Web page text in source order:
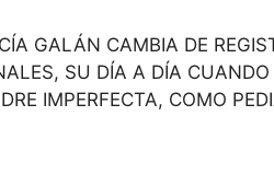
GALÁN CAMBIA DE
SU DÍA A DÍA
IMPERFECTA, COMO